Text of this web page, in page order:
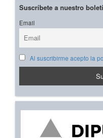
Suscríbete a nuestro
Email
Al suscribirme acepto la